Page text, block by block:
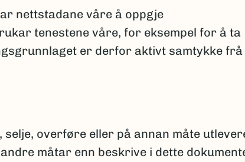
nettstadane våre å oppgje
tenestene våre, for eksempel for å ta
er derfor aktivt samtykke frå
overføre eller på annan måte
måtar enn beskrive i dette